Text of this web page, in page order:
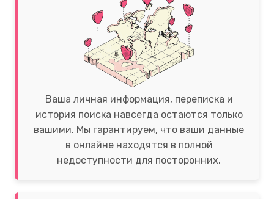
Ваша личная информация, переписка и
история поиска навсегда остаются только
вашими. Мы гарантируем, что ваши данные
в онлайне находятся в полной
недоступности для посторонних.